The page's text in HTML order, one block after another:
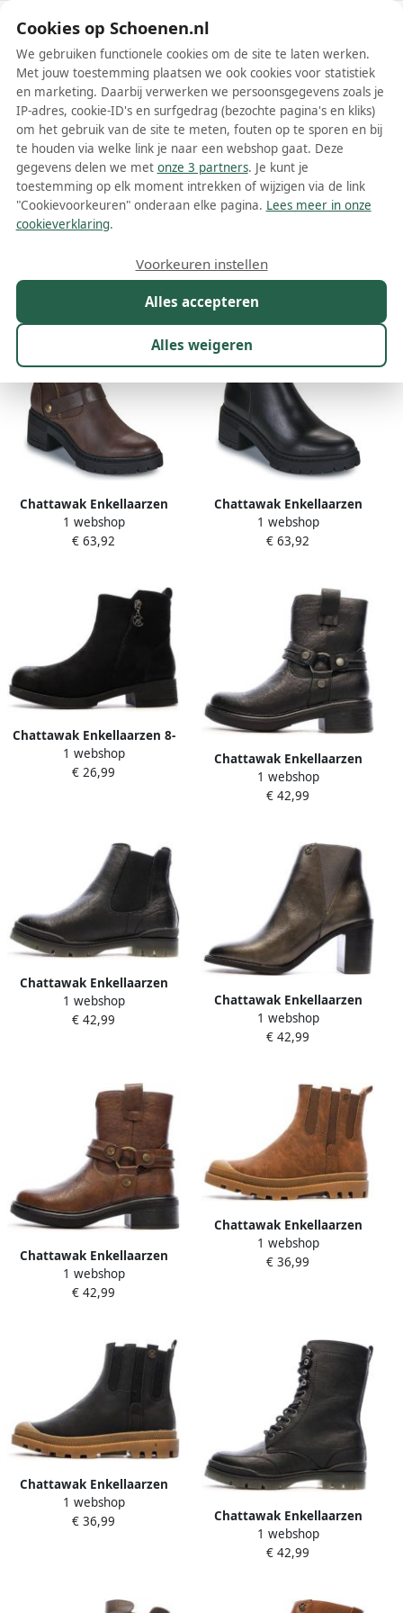
Schoenen.nl
Wis filters Alle filters
Chattawak dames enkellaarsjes
Meer lezen
Chattawak Enkellaarzen
PALMA
1 webshop
€ 63,92
Chattawak Enkellaarzen
MASTA
1 webshop
€ 63,92
Chattawak Enkellaarzen 8-
Vamp
1 webshop
€ 26,99
Chattawak Enkellaarzen
CIELO
1 webshop
€ 42,99
Chattawak Enkellaarzen
PALERMO
1 webshop
€ 42,99
Chattawak Enkellaarzen
MORENO
1 webshop
€ 42,99
Chattawak Enkellaarzen
CIELO
1 webshop
€ 42,99
Chattawak Enkellaarzen
NINA
1 webshop
€ 36,99
Chattawak Enkellaarzen
NINA
1 webshop
€ 36,99
Chattawak Enkellaarzen
GENOVA
1 webshop
€ 42,99
Cookies op Schoenen.nl
We gebruiken functionele cookies om de site te laten werken.
Met jouw toestemming plaatsen we ook cookies voor statistiek
en marketing. Daarbij verwerken we persoonsgegevens zoals je
IP-adres, cookie-ID's en surfgedrag (bezochte pagina's en kliks)
om het gebruik van de site te meten, fouten op te sporen en bij
te houden via welke link je naar een webshop gaat. Deze
gegevens delen we met onze 3 partners. Je kunt je
toestemming op elk moment intrekken of wijzigen via de link
"Cookievoorkeuren" onderaan elke pagina. Lees meer in onze
cookieverklaring.
Alles accepteren
Alles weigeren
Voorkeuren instellen